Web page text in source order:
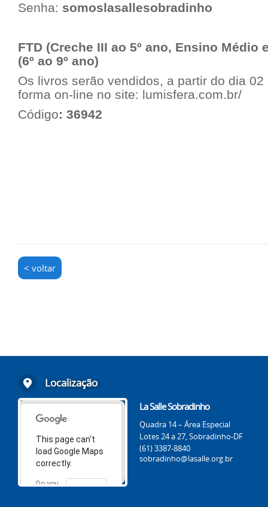
Senha: somoslasallesobradinho
FTD (Creche III ao 5º ano, Ensino Médio
(6º ao 9º ano)
Os livros serão vendidos, a partir do dia
forma on-line no site: lumisfera.com.br/
Código: 36942
< voltar
Localização
This page can't
load Google Maps
correctly.
Do you
OK
La Salle Sobradinho
Quadra 14 – Área Especial
Lotes 24 a 27, Sobradinho-DF
(61) 3387-8840
sobradinho@lasalle.org.br